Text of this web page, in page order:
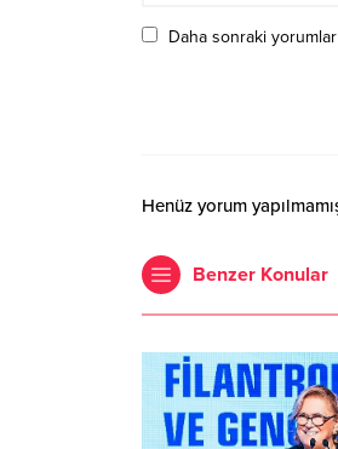
Daha sonraki
Henüz yorum
Benzer Konular